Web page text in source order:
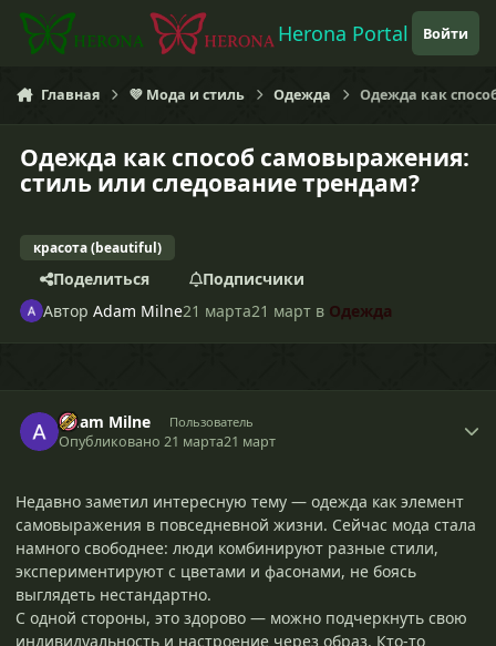
Перейти к содержанию
Herona Portal Войти
Главная 💜 Мода и стиль Одежда Одежда как
Одежда как способ самовыражения:
стиль или следование трендам?
красота (beautiful)
Поделиться
Подписчики
АвторAdam Milne21 марта21 март в Одежда
Adam Milne Пользователь
Опубликовано21 марта21 март
Недавно заметил интересную тему — одежда как элемент
самовыражения в повседневной жизни. Сейчас мода стала
намного свободнее: люди комбинируют разные стили,
экспериментируют с цветами и фасонами, не боясь
выглядеть нестандартно.
С одной стороны, это здорово — можно подчеркнуть свою
индивидуальность и настроение через образ. Кто-то